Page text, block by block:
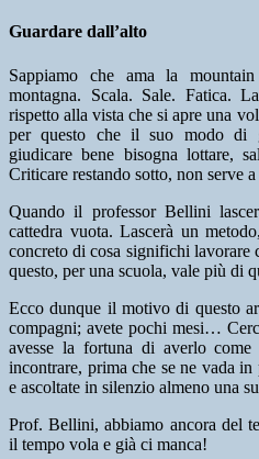
Guardare dall’alto
Sappiamo che ama la
montagna. Scala. Sale. Fatica.
rispetto alla vista che si apre una
per questo che il suo modo di
giudicare bene bisogna lottare,
Criticare restando sotto, non serve
Quando il professor Bellini
cattedra vuota. Lascerà un
concreto di cosa significhi lavorare
questo, per una scuola, vale più di
Ecco dunque il motivo di questo
compagni; avete pochi mesi…
avesse la fortuna di averlo come
incontrare, prima che se ne vada
e ascoltate in silenzio almeno una
Prof. Bellini, abbiamo ancora del
il tempo vola e già ci manca!